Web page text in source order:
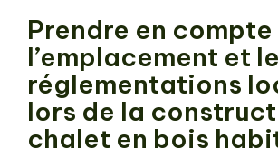
Prendre en compte
l’emplacement et
réglementations
lors de la
chalet en bois